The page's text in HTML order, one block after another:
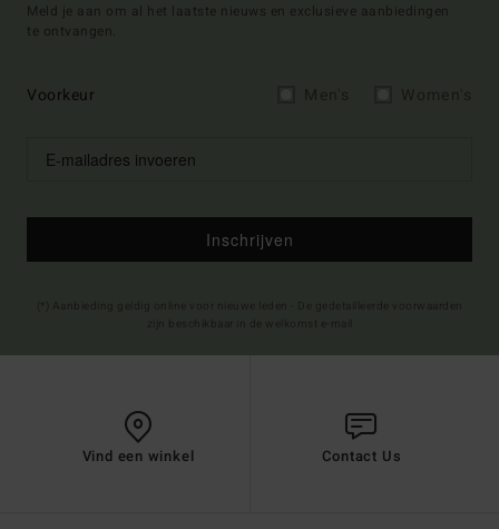
Meld je aan om al het laatste nieuws en exclusieve aanbiedingen
te ontvangen.
Voorkeur
Inschrijven
Vind een winkel Contact Us